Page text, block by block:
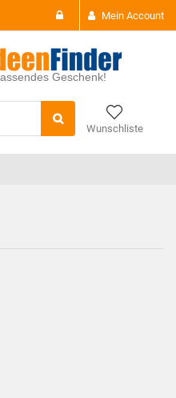
Mein Account
Geschenk!
Wunschliste